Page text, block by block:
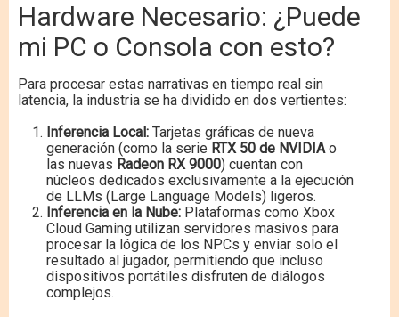
Hardware Necesario: ¿Puede
mi PC o Consola con esto?
Para procesar estas narrativas en tiempo real sin
latencia, la industria se ha dividido en dos vertientes:
Inferencia Local: Tarjetas gráficas de nueva
generación (como la serie RTX 50 de NVIDIAo
las nuevas Radeon RX 9000) cuentan con
núcleos dedicados exclusivamente a la ejecución
de LLMs (Large Language Models) ligeros.
Inferencia en la Nube: Plataformas como Xbox
Cloud Gaming utilizan servidores masivos para
procesar la lógica de los NPCs y enviar solo el
resultado al jugador, permitiendo que incluso
dispositivos portátiles disfruten de diálogos
complejos.